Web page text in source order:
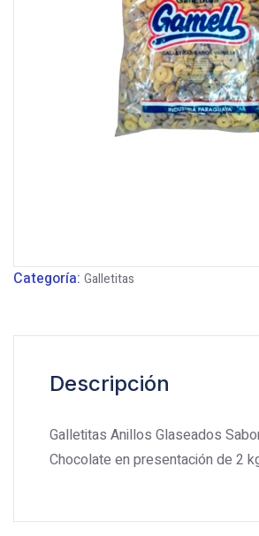
Categoría: Galletitas
Descripción
Galletitas Anillos Glaseados
Chocolate en presentación de 2